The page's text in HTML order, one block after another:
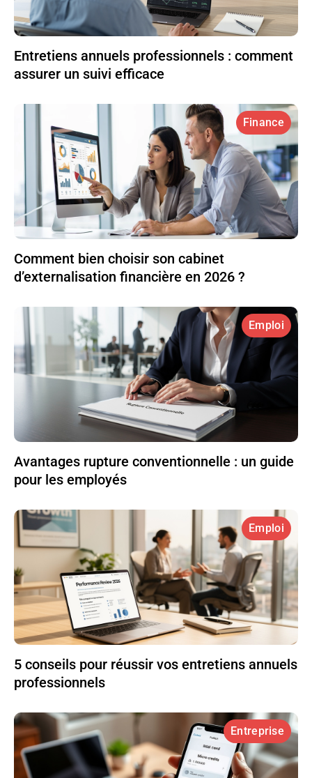
Entretiens annuels professionnels : comment
assurer un suivi efficace
Finance
Comment bien choisir son cabinet
d’externalisation financière en 2026 ?
Emploi
Avantages rupture conventionnelle : un guide
pour les employés
Emploi
5 conseils pour réussir vos entretiens annuels
professionnels
Entreprise